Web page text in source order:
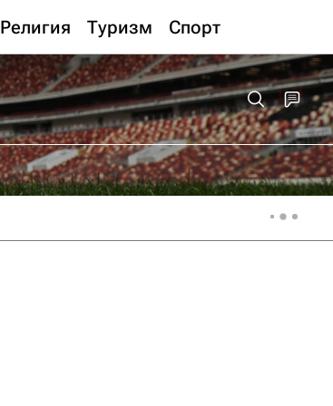
Религия Туризм Спорт